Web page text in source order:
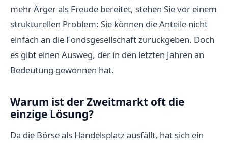
mehr Ärger als Freude bereitet, stehen Sie vor einem
strukturellen Problem: Sie können die Anteile nicht
einfach an die Fondsgesellschaft zurückgeben. Doch
es gibt einen Ausweg, der in den letzten Jahren an
Bedeutung gewonnen hat.
Warum ist der Zweitmarkt oft die
einzige Lösung?
Da die Börse als Handelsplatz ausfällt, hat sich ein